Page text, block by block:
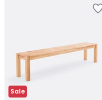
Sale